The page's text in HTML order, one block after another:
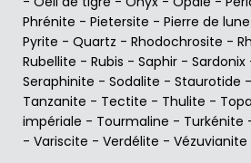
Phrénite - Pietersite - Pierre de lune
Pyrite - Quartz - Rhodochrosite -
Rubellite - Rubis - Saphir - Sardonix
Seraphinite - Sodalite - Staurotide -
Tanzanite - Tectite - Thulite -
impériale - Tourmaline - Turkénite
- Variscite - Verdélite - Vézuvianite